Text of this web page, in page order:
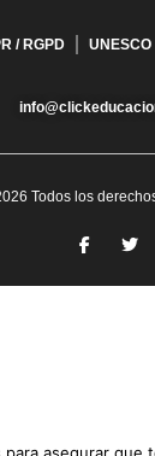
/ RGPD UNESCO
Todos los